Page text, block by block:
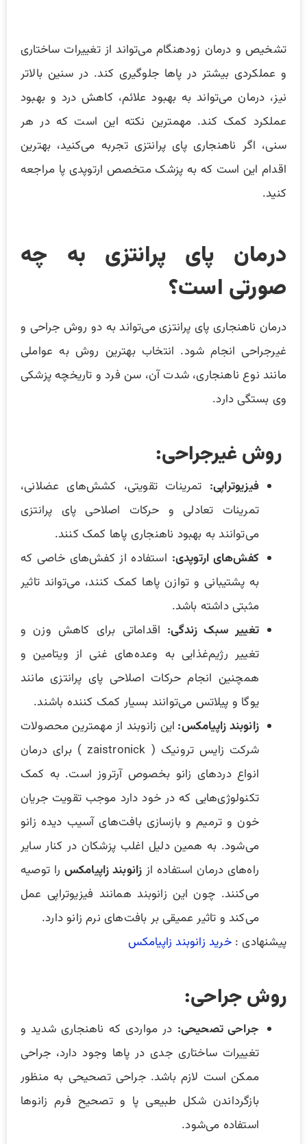
تشخیص و درمان زودهنگام می‌تواند از تغییرات ساختاری
و عملکردی بیشتر در پاها جلوگیری کند. در سنین بالاتر
نیز، درمان می‌تواند به بهبود علائم، کاهش درد و بهبود
عملکرد کمک کند. مهمترین نکته این است که در هر
سنی، اگر ناهنجاری پای پرانتزی تجربه می‌کنید، بهترین
اقدام این است که به پزشک متخصص ارتوپدی پا مراجعه
کنید.
درمان پای پرانتزی به چه
صورتی است؟
درمان ناهنجاری پای پرانتزی می‌تواند به دو روش جراحی و
غیرجراحی انجام شود. انتخاب بهترین روش به عواملی
مانند نوع ناهنجاری، شدت آن، سن فرد و تاریخچه پزشکی
وی بستگی دارد.
روش غیرجراحی:
فیزیوتراپی: تمرینات تقویتی، کشش‌های عضلانی،
تمرینات تعادلی و حرکات اصلاحی پای پرانتزی
می‌توانند به بهبود ناهنجاری پاها کمک کنند.
کفش‌های ارتوپدی: استفاده از کفش‌های خاصی که
به پشتیبانی و توازن پاها کمک کنند، می‌تواند تاثیر
مثبتی داشته باشد.
تغییر سبک زندگی: اقداماتی برای کاهش وزن و
تغییر رژیم‌غذایی به وعده‌های غنی از ویتامین و
همچنین انجام حرکات اصلاحی پای پرانتزی مانند
یوگا و پیلاتس می‌توانند بسیار کمک کننده باشند.
زانوبند زاپیامکس: این زانوبند از مهمترین محصولات
شرکت زایس ترونیک ( zaistronick ) برای درمان
انواع دردهای زانو بخصوص آرتروز است. به کمک
تکنولوژی‌هایی که در خود دارد موجب تقویت جریان
خون و ترمیم و بازسازی بافت‌های آسیب‎‌ دیده زانو
می‌شود. به همین دلیل اغلب پزشکان در کنار سایر
راه‌های درمان استفاده از زانوبند زاپیامکس را توصیه
می‌کنند. چون این زانوبند همانند فیزیوتراپی عمل
می‌کند و تاثیر عمیقی بر بافت‌های نرم زانو دارد.
پیشنهادی :خرید زانوبند زاپیامکس
روش جراحی:
جراحی تصحیحی: در مواردی که ناهنجاری شدید و
تغییرات ساختاری جدی در پاها وجود دارد، جراحی
ممکن است لازم باشد. جراحی تصحیحی به منظور
بازگرداندن شکل طبیعی پا و تصحیح فرم زانوها
استفاده می‌شود.